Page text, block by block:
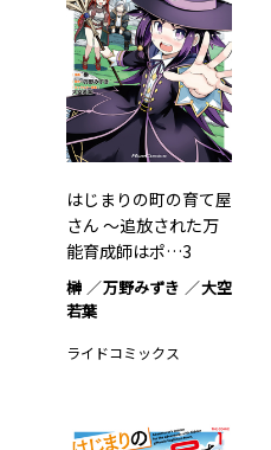
はじまりの町の育て屋
さん ～追放された万
能育成師はポ…3
榊 万野みずき
大空
若葉
ライドコミックス